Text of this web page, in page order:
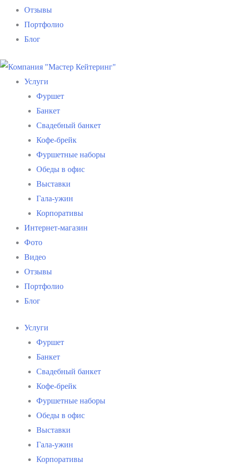
Отзывы
Портфолио
Блог
Услуги
Фуршет
Банкет
Свадебный банкет
Кофе-брейк
Фуршетные наборы
Обеды в офис
Выставки
Гала-ужин
Корпоративы
Интернет-магазин
Фото
Видео
Отзывы
Портфолио
Блог
Услуги
Фуршет
Банкет
Свадебный банкет
Кофе-брейк
Фуршетные наборы
Обеды в офис
Выставки
Гала-ужин
Корпоративы